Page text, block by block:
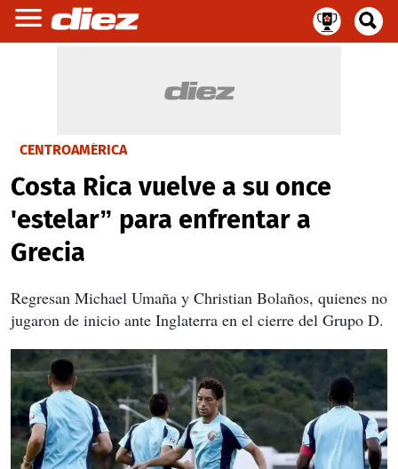
CENTROAMÉRICA
Costa Rica vuelve a su once
'estelar” para enfrentar a
Grecia
Regresan Michael Umaña y Christian Bolaños, quienes no
jugaron de inicio ante Inglaterra en el cierre del Grupo D.